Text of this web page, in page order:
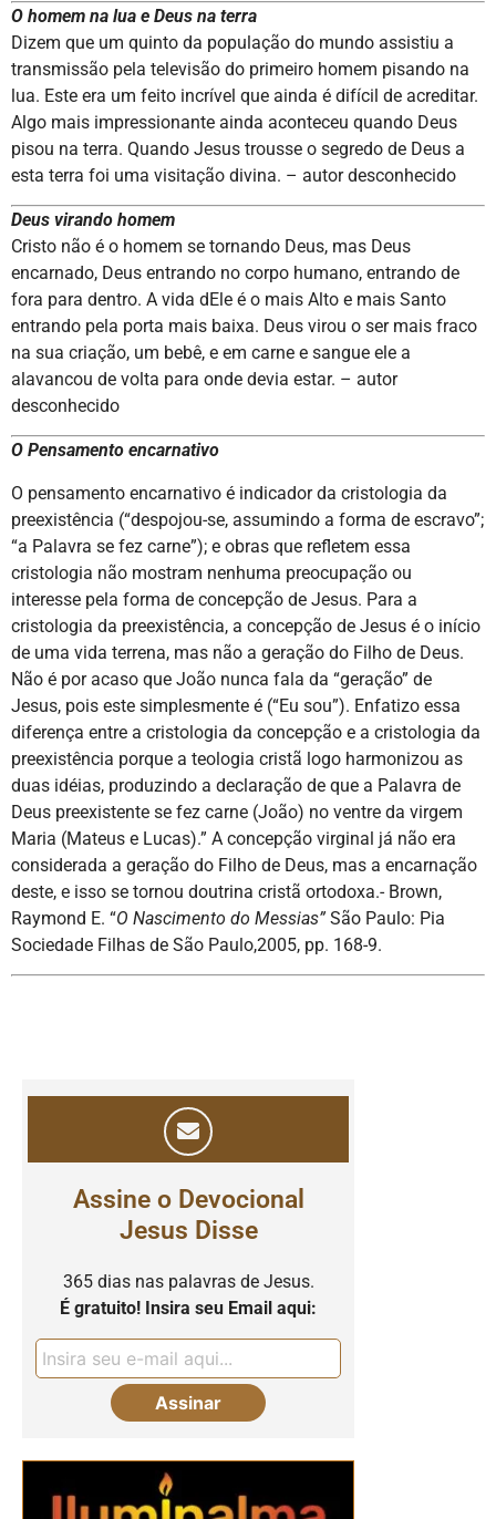
O homem na lua e Deus na terra
Dizem que um quinto da população do mundo assistiu a
transmissão pela televisão do primeiro homem pisando na
lua. Este era um feito incrível que ainda é difícil de acreditar.
Algo mais impressionante ainda aconteceu quando Deus
pisou na terra. Quando Jesus trousse o segredo de Deus a
esta terra foi uma visitação divina. – autor desconhecido
Deus virando homem
Cristo não é o homem se tornando Deus, mas Deus
encarnado, Deus entrando no corpo humano, entrando de
fora para dentro. A vida dEle é o mais Alto e mais Santo
entrando pela porta mais baixa. Deus virou o ser mais fraco
na sua criação, um bebê, e em carne e sangue ele a
alavancou de volta para onde devia estar. – autor
desconhecido
O Pensamento encarnativo
O pensamento encarnativo é indicador da cristologia da
preexistência (“despojou-se, assumindo a forma de escravo”;
“a Palavra se fez carne”); e obras que refletem essa
cristologia não mostram nenhuma preocupação ou
interesse pela forma de concepção de Jesus. Para a
cristologia da preexistência, a concepção de Jesus é o início
de uma vida terrena, mas não a geração do Filho de Deus.
Não é por acaso que João nunca fala da “geração” de
Jesus, pois este simplesmente é (“Eu sou”). Enfatizo essa
diferença entre a cristologia da concepção e a cristologia da
preexistência porque a teologia cristã logo harmonizou as
duas idéias, produzindo a declaração de que a Palavra de
Deus preexistente se fez carne (João) no ventre da virgem
Maria (Mateus e Lucas).” A concepção virginal já não era
considerada a geração do Filho de Deus, mas a encarnação
deste, e isso se tornou doutrina cristã ortodoxa.- Brown,
Raymond E. “O Nascimento do Messias”São Paulo: Pia
Sociedade Filhas de São Paulo,2005, pp. 168-9.
Assine o Devocional
Jesus Disse
365 dias nas palavras de Jesus.
É gratuito! Insira seu Email aqui: